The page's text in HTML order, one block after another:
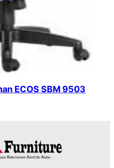
ECOS SBM 9503